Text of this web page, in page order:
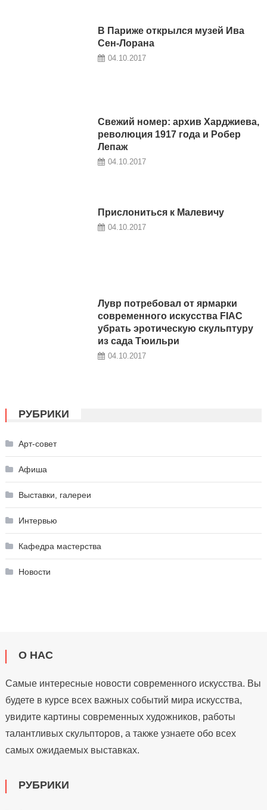
В Париже открылся музей Ива
Сен-Лорана
04.10.2017
Свежий номер: архив Харджиева,
революция 1917 года и Робер
Лепаж
04.10.2017
Прислониться к Малевичу
04.10.2017
Лувр потребовал от ярмарки
современного искусства FIAC
убрать эротическую скульптуру
из сада Тюильри
04.10.2017
РУБРИКИ
Арт-совет
Афиша
Выставки, галереи
Интервью
Кафедра мастерства
Новости
О НАС
Самые интересные новости современного искусства. Вы
будете в курсе всех важных событий мира искусства,
увидите картины современных художников, работы
талантливых скульпторов, а также узнаете обо всех
самых ожидаемых выставках.
РУБРИКИ